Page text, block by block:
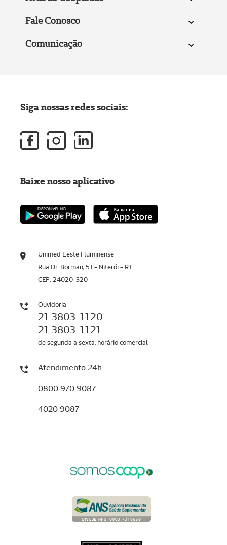
Fale Conosco
Comunicação
Unimed Leste Fluminense
Rua Dr. Borman, 51 - Niterói - RJ
CEP: 24020-320
Ouvidoria
21 3803-1120
21 3803-1121
de segunda a sexta, horário comercial
Atendimento 24h
0800 970 9087
4020 9087
Siga nossas redes sociais:
Baixe nosso aplicativo